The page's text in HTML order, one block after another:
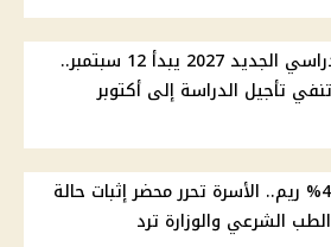
العام الدراسي الجديد 2027 يبدأ 12 سبتمبر..
تأجيل الدراسة إلى أكتوبر
طالبة الـ4% ريم.. الأسرة تحرر محضر إثبات حالة
الشرعي والوزارة ترد